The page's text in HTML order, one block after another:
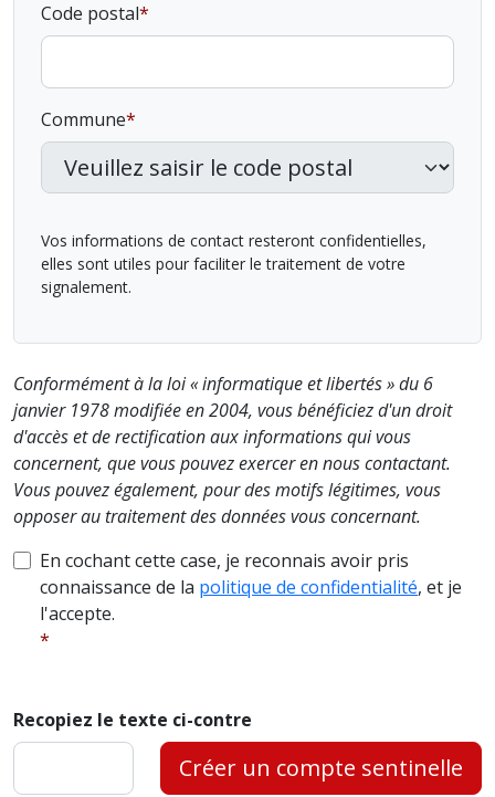
Code postal
Commune
Vos informations de contact resteront confidentielles,
elles sont utiles pour faciliter le traitement de votre
signalement.
Conformément à la loi « informatique et libertés » du 6
janvier 1978 modifiée en 2004, vous bénéficiez d'un droit
d'accès et de rectification aux informations qui vous
concernent, que vous pouvez exercer en nous contactant.
Vous pouvez également, pour des motifs légitimes, vous
opposer au traitement des données vous concernant.
En cochant cette case, je reconnais avoir pris
connaissance de la politique de confidentialité, et je
l'accepte.
Recopiez le texte ci-contre
Créer un compte sentinelle